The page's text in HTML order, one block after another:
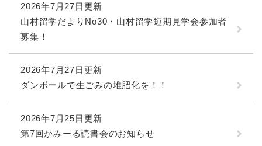
2026年7月27日更新
山村留学だよりNo30・山村留学短期見学会参加者
募集！
2026年7月27日更新
ダンボールで生ごみの堆肥化を！！
2026年7月25日更新
第7回かみーる読書会のお知らせ